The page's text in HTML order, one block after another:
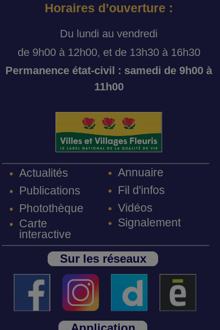
Horaires d’ouverture :
Du lundi au vendredi
de 9h00 à 12h00, et de 13h30 à 16h30
Permanence état-civil : samedi de 9h00 à
11h00
Actualités
Publications
Photothèque
Carte
interactive
Annuaire
Fil d'infos
Vidéos
Signalement
Sur les réseaux